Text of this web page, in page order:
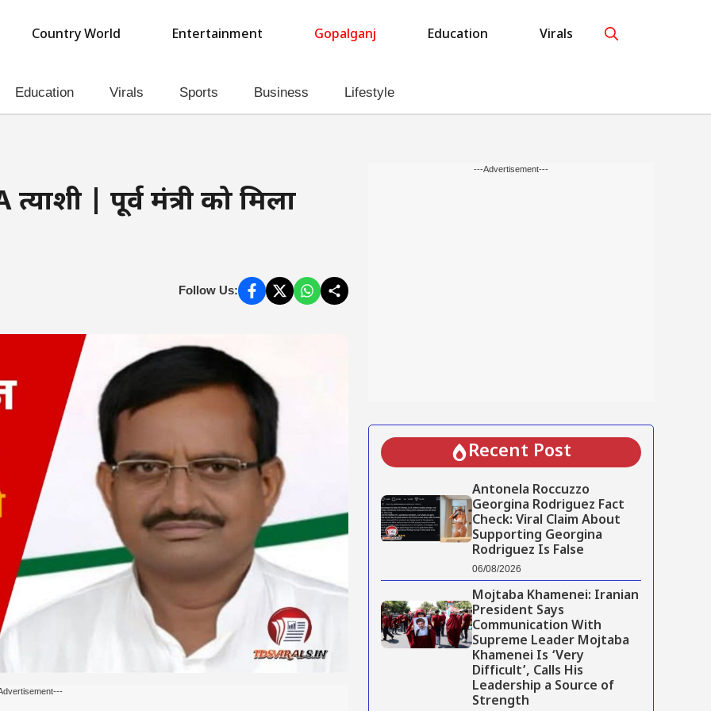
Country World Entertainment Gopalganj Education Virals
Education Virals Sports Business Lifestyle
| पूर्व मंत्री को मिला
Follow Us:
---Advertisement---
Recent Post
Antonela Roccuzzo
Georgina Rodriguez Fact
Check: Viral Claim About
Supporting Georgina
Rodriguez Is False
06/08/2026
Mojtaba Khamenei: Iranian
President Says
Communication With
Supreme Leader Mojtaba
Khamenei Is ‘Very
Difficult’, Calls His
Leadership a Source of
Strength